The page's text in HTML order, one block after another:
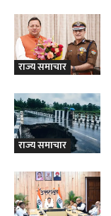
राज्य समाचार
राज्य समाचार